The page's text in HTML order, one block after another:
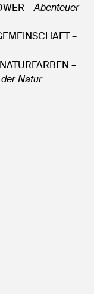
–Abenteuer
–
–
Natur